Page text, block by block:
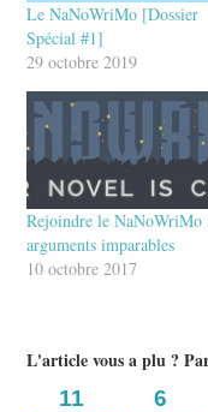
Le NaNoWriMo [Dossier
Spécial #1]
29 octobre 2019
Rejoindre le NaNoWriMo
arguments imparables
10 octobre 2017
L'article vous a plu ?
11
6